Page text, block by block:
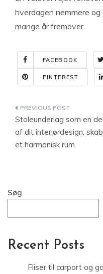
hverdagen nemmere
mange år fremover.
FACEBOOK
PINTEREST
Stoleunderlag som en del
af dit interiørdesign: skab
et harmonisk rum
Søg
Recent Posts
Fliser til carport og